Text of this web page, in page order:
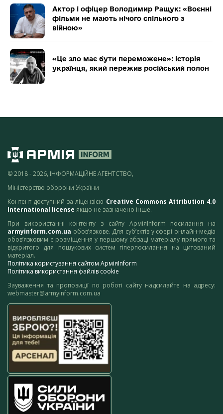
Актор і офіцер Володимир Ращук: «Воєнні
фільми не мають нічого спільного з
війною»
«Це зло має бути переможене»: історія
українця, який пережив російський полон
© 2018 - 2026, ІНФОРМАЦІЙНЕ АГЕНТСТВО,
Міністерство оборони України
Контент доступний за ліцензією Creative Commons Attribution 4.0
International license якщо не зазначено інше.
При використанні контенту з сайту АрміяInform посилання на
armyinform.com.ua обов’язкове. Для суб’єктів у сфері онлайн-медіа
обов’язковим є розміщення у першому абзаці матеріалу прямого та
відкритого для пошукових систем гіперпосилання на цитований
матеріал.
Політика користування сайтом АрміяInform
Політика використання файлів cookie
Зауваження та пропозиції по роботі сайту надсилайте на адресу:
webmaster@armyinform.com.ua